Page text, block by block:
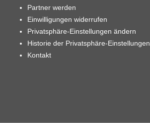
Partner werden
Einwilligungen widerrufen
Privatsphäre-Einstellungen ändern
Historie der Privatsphäre-Einstellungen
Kontakt